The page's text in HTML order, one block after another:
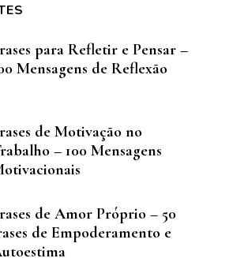
para Refletir e Pensar –
Mensagens de Reflexão
de Motivação no
– 100 Mensagens
de Amor Próprio – 50
de Empoderamento e